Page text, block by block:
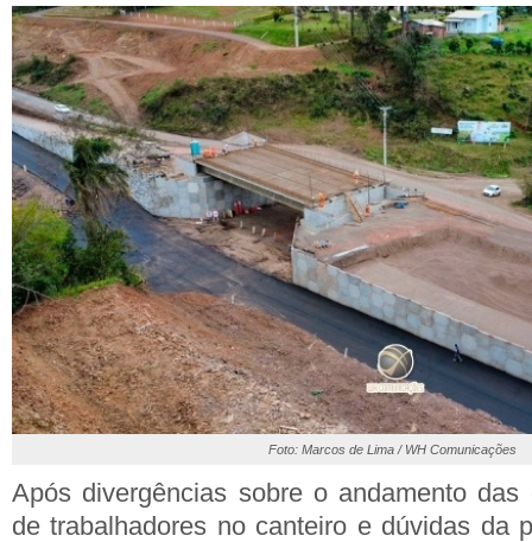
Foto: Marcos de Lima / WH Comunicações
Após divergências sobre o andamento das
de trabalhadores no canteiro e dúvidas da